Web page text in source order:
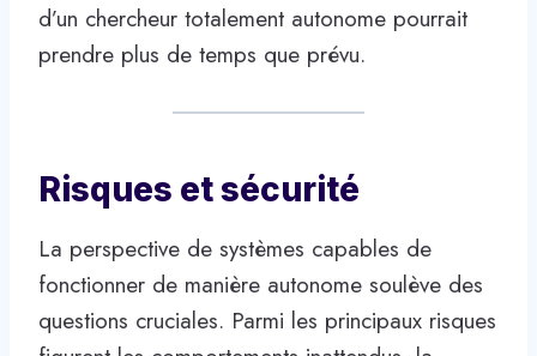
d’un chercheur totalement autonome pourrait
prendre plus de temps que prévu.
Risques et sécurité
La perspective de systèmes capables de
fonctionner de manière autonome soulève des
questions cruciales. Parmi les principaux risques